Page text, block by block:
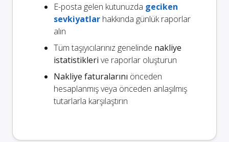
E-posta gelen kutunuzda geciken
sevkiyatlar hakkında günlük raporlar
alın
Tüm taşıyıcılarınız genelinde nakliye
istatistikleri ve raporlar oluşturun
Nakliye faturalarını önceden
hesaplanmış veya önceden anlaşılmış
tutarlarla karşılaştırın